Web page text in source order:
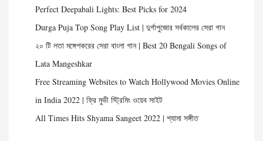
Perfect Deepabali Lights: Best Picks for 2024
Durga Puja Top Song Play List | দুর্গাপুজোর সর্বকালের সেরা গান
২০ টি লতা মঙ্গেশকরের সেরা বাংলা গান | Best 20 Bengali Songs of
Lata Mangeshkar
Free Streaming Websites to Watch Hollywood Movies Online
in India 2022 | ফ্রি মুভী স্ট্রিমিং ওয়েব সাইট
All Times Hits Shyama Sangeet 2022 | শ্যামা সঙ্গীত